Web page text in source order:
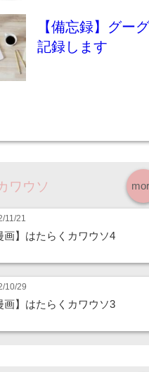
【備忘録】グー
記録します
ワウソ
11/21
画】はたらくカワウソ4
10/29
画】はたらくカワウソ3